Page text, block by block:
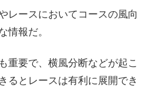
レースにおいてコースの風向
情報だ。
重要で、横風分断などが起こ
るとレースは有利に展開でき